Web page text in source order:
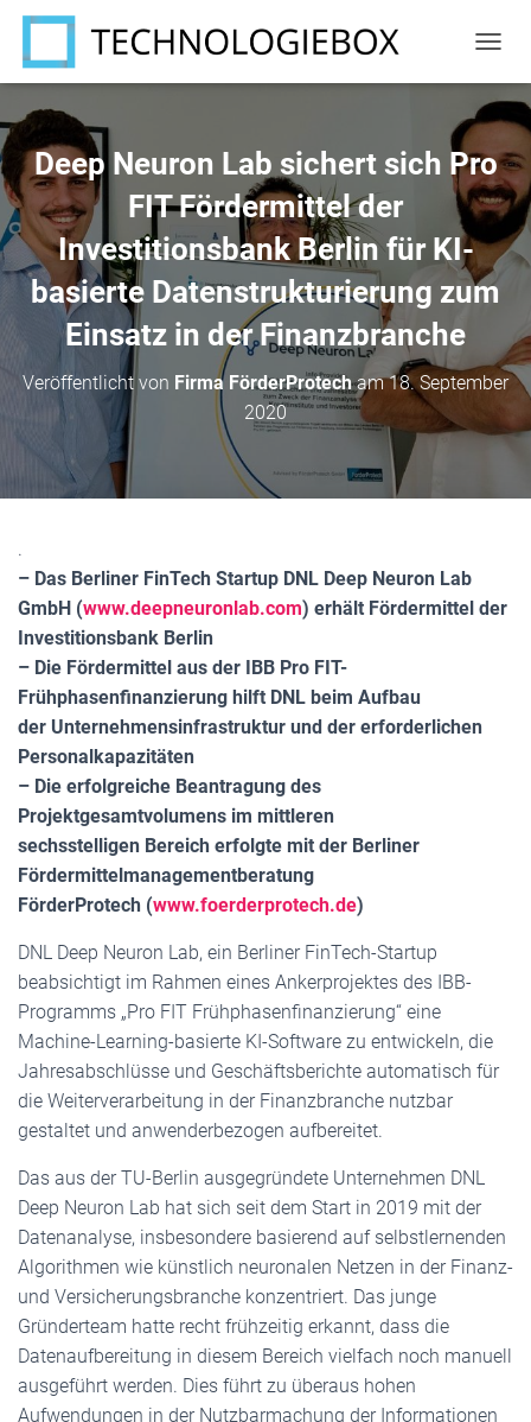
A
V
I
A
T
O
N
U
M
H
Deep Neuron Lab sichert sich Pro
FIT Fördermittel der
Investitionsbank Berlin für KI-
basierte Datenstrukturierung zum
Einsatz in der Finanzbranche
Veröffentlicht von Firma FörderProtecham18. September
2020
.
– Das Berliner FinTech Startup DNL Deep Neuron Lab
GmbH (www.deepneuronlab.com) erhält Fördermittel der
Investitionsbank Berlin
– Die Fördermittel aus der IBB Pro FIT-
Frühphasenfinanzierung hilft DNL beim Aufbau
der Unternehmensinfrastruktur und der erforderlichen
Personalkapazitäten
– Die erfolgreiche Beantragung des
Projektgesamtvolumens im mittleren
sechsstelligen Bereich erfolgte mit der Berliner
Fördermittelmanagementberatung
FörderProtech (www.foerderprotech.de)
DNL Deep Neuron Lab, ein Berliner FinTech-Startup
beabsichtigt im Rahmen eines Ankerprojektes des IBB-
Programms „Pro FIT Frühphasenfinanzierung“ eine
Machine-Learning-basierte KI-Software zu entwickeln, die
Jahresabschlüsse und Geschäftsberichte automatisch für
die Weiterverarbeitung in der Finanzbranche nutzbar
gestaltet und anwenderbezogen aufbereitet.
Das aus der TU-Berlin ausgegründete Unternehmen DNL
Deep Neuron Lab hat sich seit dem Start in 2019 mit der
Datenanalyse, insbesondere basierend auf selbstlernenden
Algorithmen wie künstlich neuronalen Netzen in der Finanz-
und Versicherungsbranche konzentriert. Das junge
Gründerteam hatte recht frühzeitig erkannt, dass die
Datenaufbereitung in diesem Bereich vielfach noch manuell
ausgeführt werden. Dies führt zu überaus hohen
Aufwendungen in der Nutzbarmachung der Informationen